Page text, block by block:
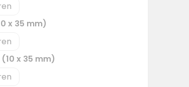
x 35 mm)
x 35 mm)